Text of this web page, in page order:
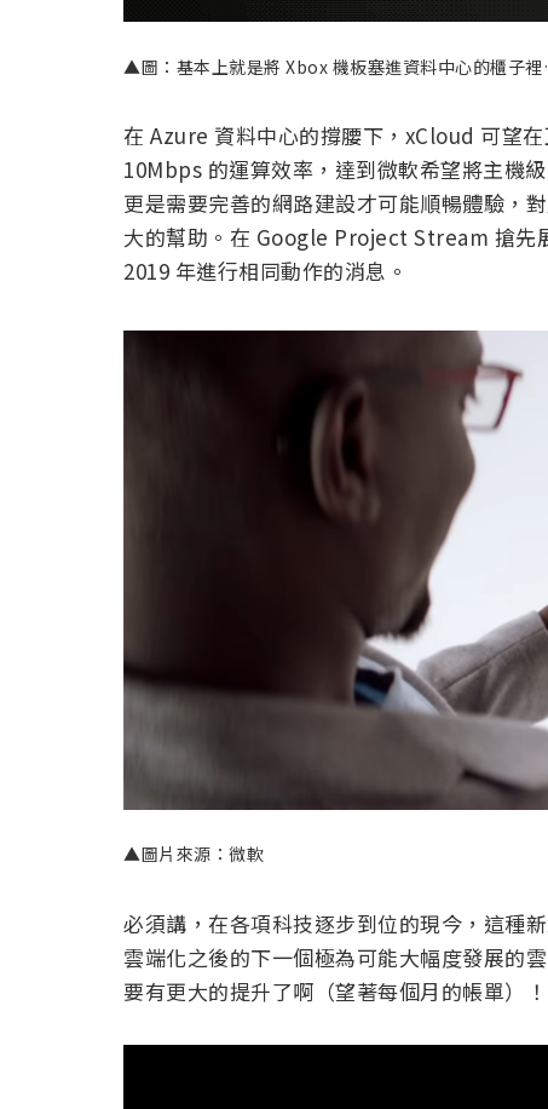
▲圖：基本上就是將 Xbox 機板塞進資料中心的櫃子
在 Azure 資料中心的撐腰下，xCloud 可望
10Mbps 的運算效率，達到微軟希望將主機
更是需要完善的網路建設才可能順暢體驗，
大的幫助。在 Google Project Stream 搶先
2019 年進行相同動作的消息。
▲圖片來源：微軟
必須講，在各項科技逐步到位的現今，這種
雲端化之後的下一個極為可能大幅度發展的
要有更大的提升了啊（望著每個月的帳單）！